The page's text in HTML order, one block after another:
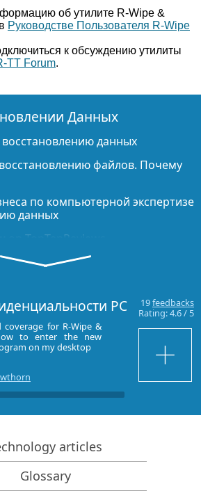
об утилите R-Wipe &
Руководстве Пользователя R-Wipe
к обсуждению утилиты
TT Forum.
Данных
восстановлению данных
файлов. Почему
по компьютерной экспертизе
данных
on TopTenReviews
файлов с устройств
данные с устройств NVMe
восстановления данных для
Перезаписанных данных
Данных При Помощи R-Studio
данных с
компьютера
Файлов с Незагружающегося
PC 19feedbacks
Rating:4.6/ 5
for R-Wipe &
to enter the new
on my desktop
Assuming 5 is
to navigate,
articles
Glossary